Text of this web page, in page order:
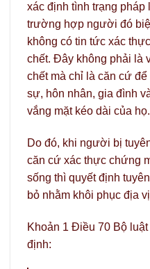
xác định tình trạng pháp
trường hợp người đó
không có tin tức xác
chết. Đây không phải là
chết mà chỉ là căn cứ
sự, hôn nhân, gia đình
vắng mặt kéo dài của họ.
Do đó, khi người bị
căn cứ xác thực chứng
sống thì quyết định
bỏ nhằm khôi phục địa
Khoản 1 Điều 70 Bộ
định: